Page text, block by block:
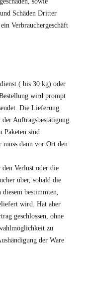
und Schäden Dritter
Verbrauchergeschäft
( bis 30 kg) oder
wird prompt
Die Lieferung
Auftragsbestätigung.
Paketen sind
muss dann vor Ort den
Verlust oder die
über, sobald die
bestimmten,
wird. Hat aber
geschlossen, ohne
zu
der Ware